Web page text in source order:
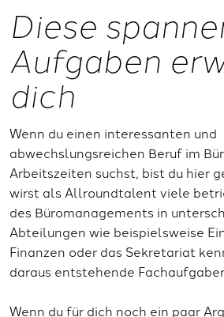
Diese
Aufgaben
dich
Wenn du einen interessanten und
abwechslungsreichen Beruf im
Arbeitszeiten suchst, bist du hier
wirst als Allroundtalent viele
des Büromanagements in
Abteilungen wie beispielsweise
Finanzen oder das Sekretariat
daraus entstehende
Wenn du für dich noch ein paar